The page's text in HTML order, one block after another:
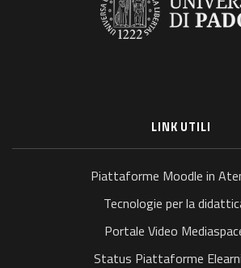
LINK UTILI
Piattaforme Moodle in
Tecnologie per la
Portale Video
Status Piattaforme